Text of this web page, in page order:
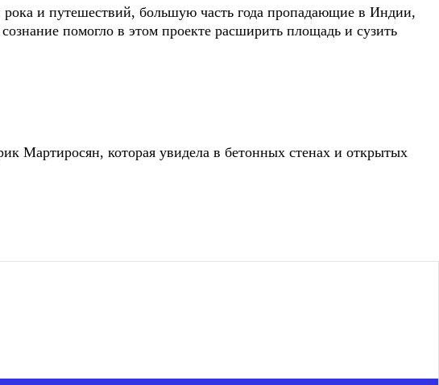
рока и путешествий, большую часть года пропадающие в Индии,
помогло в этом проекте расширить площадь и сузить
Мартиросян, которая увидела в бетонных стенах и открытых